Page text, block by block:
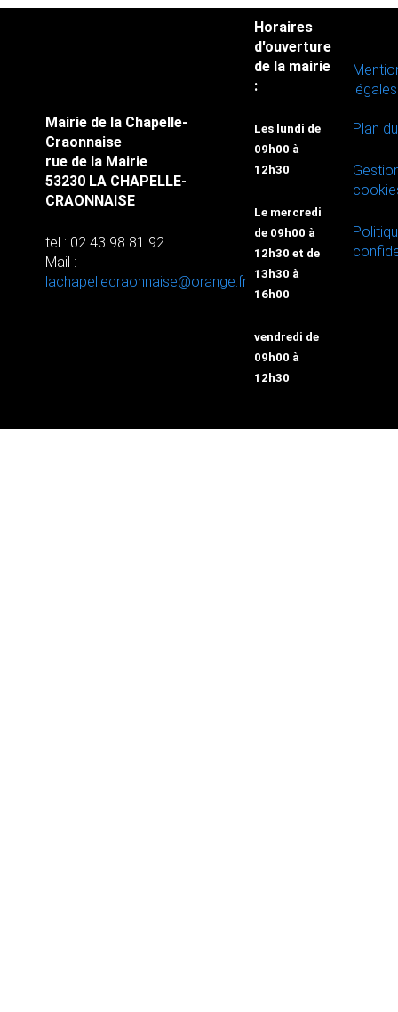
Mairie de la Chapelle-
Craonnaise
rue de la Mairie
53230 LA CHAPELLE-
CRAONNAISE
tel : 02 43 98 81 92
Mail :
lachapellecraonnaise@orange.fr
Horaires
d'ouverture
de la mairie
:
Les lundi de
09h00 à
12h30
Le mercredi
de 09h00 à
12h30 et de
13h30 à
16h00
vendredi de
09h00 à
12h30
légales
Plan